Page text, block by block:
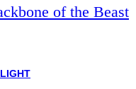
of the Beast